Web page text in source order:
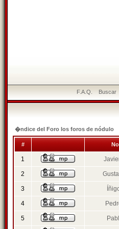
F.A.Q. Buscar
�ndice del Foro los foros de nódulo
#
1
2
3
4
5